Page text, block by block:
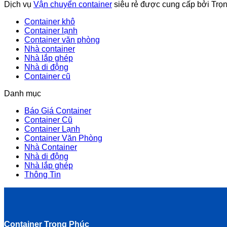
Dịch vụ Vận chuyển container siêu rẻ được cung cấp bởi
Container khô
Container lạnh
Container văn phòng
Nhà container
Nhà lắp ghép
Nhà di động
Container cũ
Danh mục
Báo Giá Container
Container Cũ
Container Lạnh
Container Văn Phòng
Nhà Container
Nhà di động
Nhà lắp ghép
Thông Tin
Container Trọng Phúc